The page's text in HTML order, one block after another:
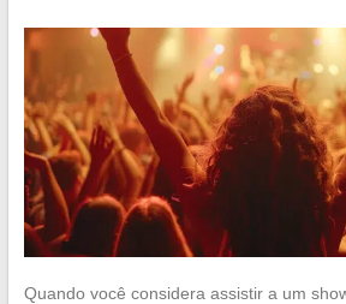
Quando você considera assistir a um